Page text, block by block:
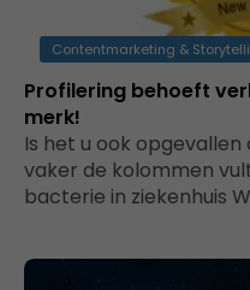
Contentmarketing &
Profilering behoeft
merk!
Is het u ook
vaker de kolommen
bacterie in ziekenhuis